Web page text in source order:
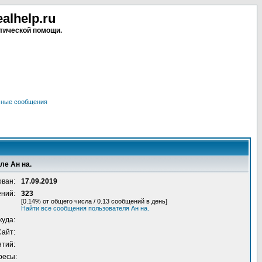
помощи.
сообщения
Ан на.
17.09.2019
323
[0.14% от общего числа / 0.13 сообщений в день]
Найти все сообщения пользователя Ан на.